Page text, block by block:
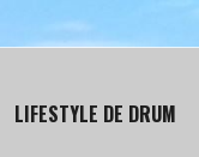
LIFESTYLE DE DRUM